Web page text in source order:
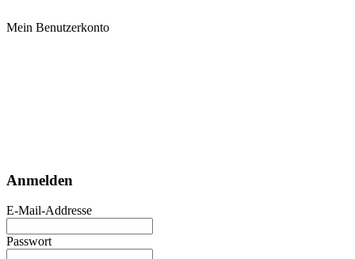
Mein Benutzerkonto
Anmelden
E-Mail-Addresse
Passwort